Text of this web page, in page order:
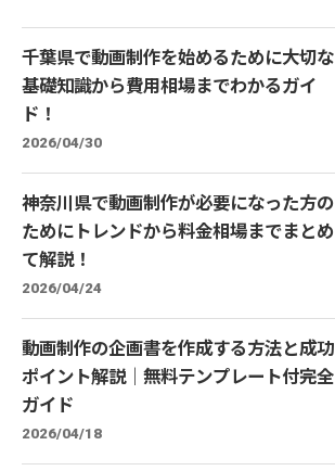
千葉県で動画制作を始めるために大切な
基礎知識から費用相場までわかるガイ
ド！
2026/04/30
神奈川県で動画制作が必要になった方の
ためにトレンドから料金相場までまとめ
て解説！
2026/04/24
動画制作の企画書を作成する方法と成功
ポイント解説｜無料テンプレート付完全
ガイド
2026/04/18